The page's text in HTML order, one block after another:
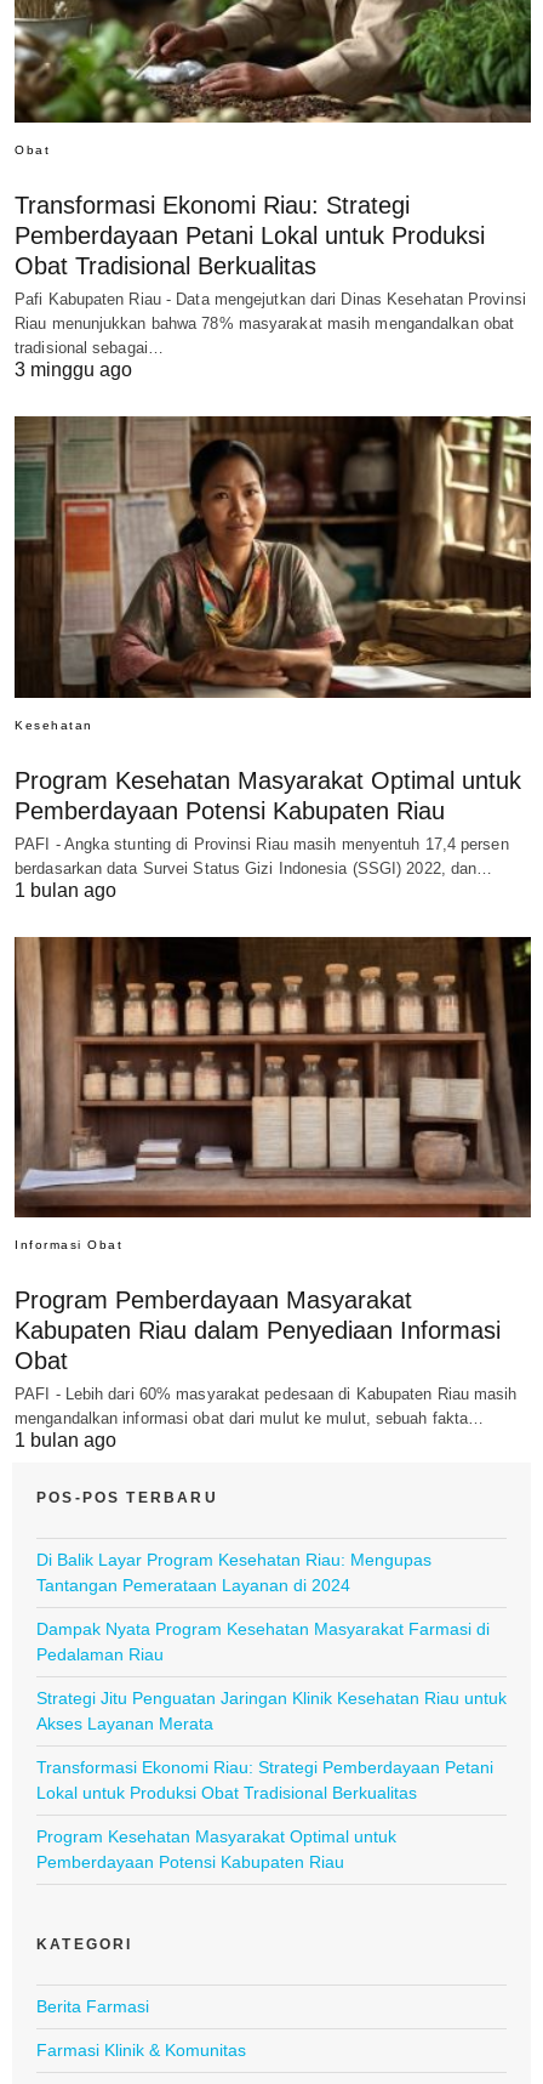
Obat
Transformasi Ekonomi Riau: Strategi
Pemberdayaan Petani Lokal untuk Produksi
Obat Tradisional Berkualitas
Pafi Kabupaten Riau - Data mengejutkan dari Dinas Kesehatan Provinsi
Riau menunjukkan bahwa 78% masyarakat masih mengandalkan obat
tradisional sebagai…
3 minggu ago
Kesehatan
Program Kesehatan Masyarakat Optimal untuk
Pemberdayaan Potensi Kabupaten Riau
PAFI - Angka stunting di Provinsi Riau masih menyentuh 17,4 persen
berdasarkan data Survei Status Gizi Indonesia (SSGI) 2022, dan…
1 bulan ago
Informasi Obat
Program Pemberdayaan Masyarakat
Kabupaten Riau dalam Penyediaan Informasi
Obat
PAFI - Lebih dari 60% masyarakat pedesaan di Kabupaten Riau masih
mengandalkan informasi obat dari mulut ke mulut, sebuah fakta…
1 bulan ago
POS-POS TERBARU
Di Balik Layar Program Kesehatan Riau: Mengupas
Tantangan Pemerataan Layanan di 2024
Dampak Nyata Program Kesehatan Masyarakat Farmasi di
Pedalaman Riau
Strategi Jitu Penguatan Jaringan Klinik Kesehatan Riau untuk
Akses Layanan Merata
Transformasi Ekonomi Riau: Strategi Pemberdayaan Petani
Lokal untuk Produksi Obat Tradisional Berkualitas
Program Kesehatan Masyarakat Optimal untuk
Pemberdayaan Potensi Kabupaten Riau
KATEGORI
Berita Farmasi
Farmasi Klinik & Komunitas